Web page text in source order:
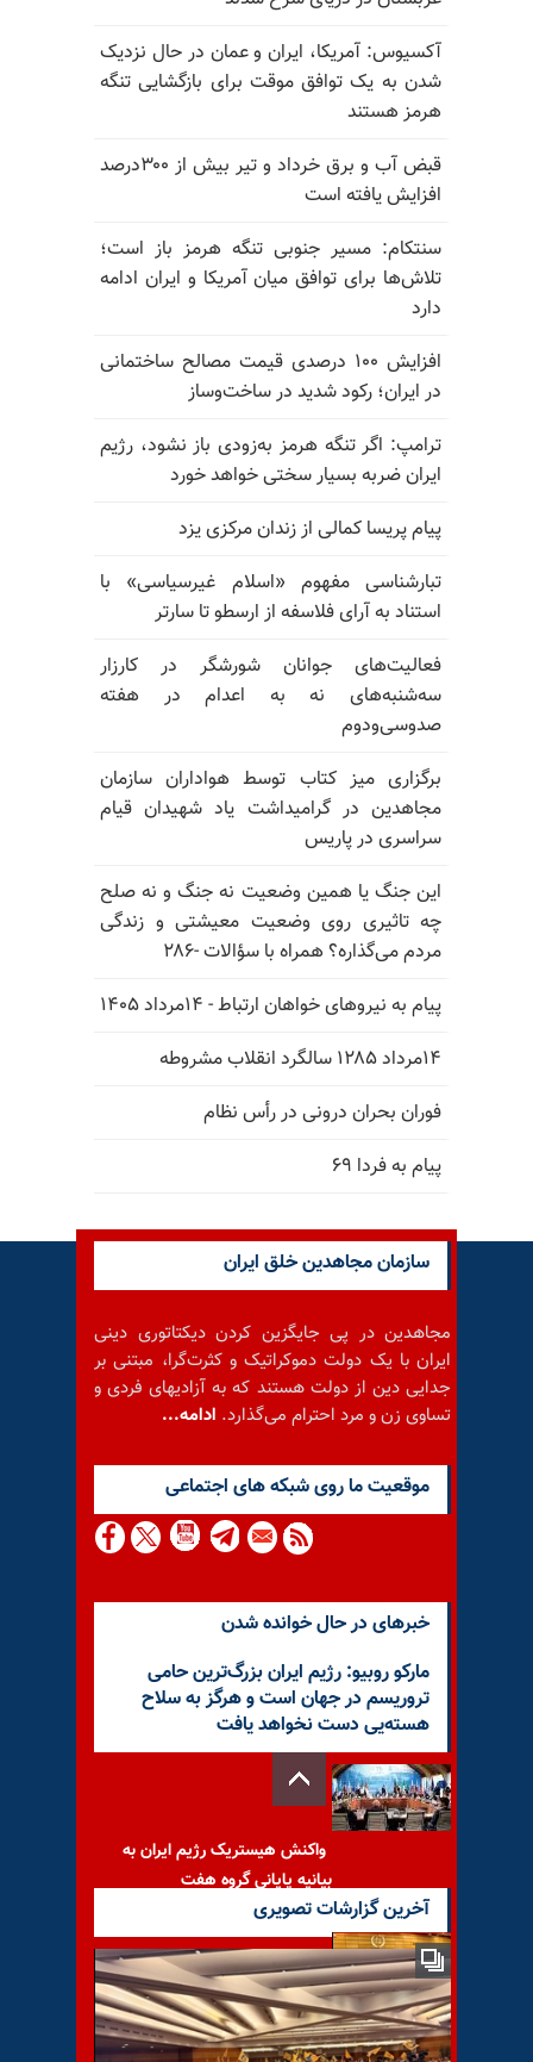
آکسیوس: آمریکا، ایران و عمان در حال نزدیک
شدن به یک توافق موقت برای بازگشایی تنگه
هرمز هستند
قبض آب و برق خرداد و تیر بیش از ۳۰۰درصد
افزایش یافته است
سنتکام: مسیر جنوبی تنگه هرمز باز است؛
تلاش‌ها برای توافق میان آمریکا و ایران ادامه
دارد
افزایش ۱۰۰ درصدی قیمت مصالح ساختمانی
در ایران؛ رکود شدید در ساخت‌وساز
ترامپ: اگر تنگه هرمز به‌زودی باز نشود، رژیم
ایران ضربه بسیار سختی خواهد خورد
پیام پریسا کمالی از زندان مرکزی یزد
تبارشناسی مفهوم «اسلام غیرسیاسی» با
استناد به آرای فلاسفه از ارسطو تا سارتر
فعالیت‌های جوانان شورشگر در کارزار
سه‌شنبه‌های نه به اعدام در هفته
صدوسی‌و‌دوم
برگزاری میز کتاب توسط هواداران سازمان
مجاهدین در گرامیداشت یاد شهیدان قیام
سراسری در پاریس
این جنگ یا همین وضعیت نه جنگ و نه صلح
چه تاثیری روی وضعیت معیشتی و زندگی
مردم می‌گذاره؟ همراه با سؤالات -۲۸۶
پیام به نیروهای خواهان ارتباط - ۱۴مرداد ۱۴۰۵
۱۴مرداد ۱۲۸۵ سالگرد انقلاب مشروطه
فوران بحران درونی در رأس نظام
پیام به فردا ۶۹
سازمان مجاهدین خلق ایران
مجاهدین در پی جایگزین کردن دیکتاتوری دینی
ایران با یک دولت دموکراتیک و کثرت‌گرا، مبتنی بر
جدایی دین از دولت هستند که به آزادیهای فردی و
تساوی زن و مرد احترام می‌گذارد. ادامه...
موقعيت ما روى شبكه هاى اجتماعى
خبرهای در حال خوانده شدن
مارکو روبیو: رژیم ایران بزرگ‌ترین حامی
تروریسم در جهان است و هرگز به سلاح
هسته‌یی دست نخواهد یافت
واکنش هیستریک رژیم ایران به
بیانیه پایانی گروه هفت
واکنش غیظ‌آلود رژیم به
قطعنامه شورای حکام آژانس
آخرین گزارشات تصویری